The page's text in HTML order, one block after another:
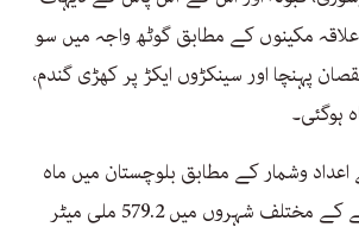
مکینوں کے مطابق گوٹھ واجہ میں سو
پہنچا اور سینکڑوں ایکڑ پر کھڑی گندم،
ہوگئی۔
وشمار کے مطابق بلوچستان میں ماہ
اپریل کے دوران صوبے کے مختلف شہروں میں 579.2 ملی میٹر